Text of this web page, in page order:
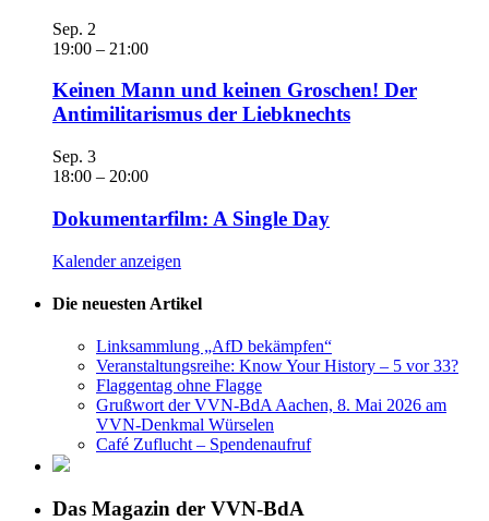
Sep. 2
19:00 – 21:00
Keinen Mann und keinen Groschen! Der
Antimilitarismus der Liebknechts
Sep. 3
18:00 – 20:00
Dokumentarfilm: A Single Day
Kalender anzeigen
Die neuesten Artikel
Linksammlung „AfD bekämpfen“
Veranstaltungsreihe: Know Your History – 5 vor 33?
Flaggentag ohne Flagge
Grußwort der VVN-BdA Aachen, 8. Mai 2026 am
VVN-Denkmal Würselen
Café Zuflucht – Spendenaufruf
Das Magazin der VVN-BdA